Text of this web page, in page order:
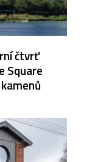
čtvrť
Square